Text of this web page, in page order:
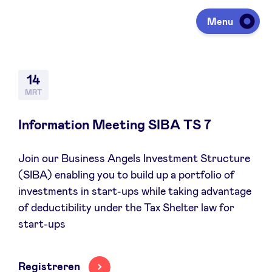
Menu
Fondsen ophalen
Portfolio
Agenda
Over ons
14
MRT
Information Meeting SIBA TS 7
Join our Business Angels Investment Structure
(SIBA) enabling you to build up a portfolio of
investments in start-ups while taking advantage
of deductibility under the Tax Shelter law for
start-ups
Registreren